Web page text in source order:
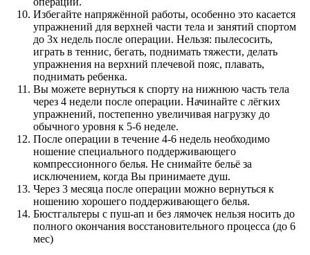
Избегайте напряжённой работы, особенно это касается
упражнений для верхней части тела и занятий спортом
до 3х недель после операции. Нельзя: пылесосить,
играть в теннис, бегать, поднимать тяжести, делать
упражнения на верхний плечевой пояс, плавать,
поднимать ребенка.
Вы можете вернуться к спорту на нижнюю часть тела
через 4 недели после операции. Начинайте с лёгких
упражнений, постепенно увеличивая нагрузку до
обычного уровня к 5-6 неделе.
После операции в течение 4-6 недель необходимо
ношение специального поддерживающего
компрессионного белья. Не снимайте бельё за
исключением, когда Вы принимаете душ.
Через 3 месяца после операции можно вернуться к
ношению хорошего поддерживающего белья.
Бюстгальтеры с пуш-ап и без лямочек нельзя носить до
полного окончания восстановительного процесса (до 6
мес)